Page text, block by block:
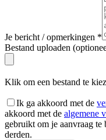
Je bericht / opmerkingen *
Bestand uploaden
Klik om een bestand te
Ik ga akkoord met de
akkoord met de algemene
gebruikt om je aanvraag
derden.